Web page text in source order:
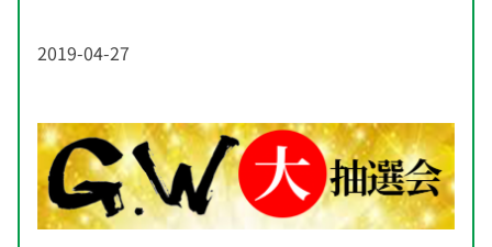
2019-04-27